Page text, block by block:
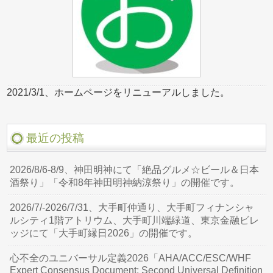
2021/3/1、ホームページをリニューアルしました。
最近の投稿
2026/8/6-8/9、神田明神にて「絶品グルメ☆ビール＆日本
酒祭り」「令和8年神田明神納涼祭り」の開催です。
2026/7/-2026/7/31、大手町仲通り、大手町フィナンシャ
ルシティ1階アトリウム、大手町川端緑道、東京金融ビレ
ッジにて「大手町縁日2026」の開催です。
心不全のユニバーサル定義2026「AHA/ACC/ESC/WHF
Expert Consensus Document: Second Universal Definition